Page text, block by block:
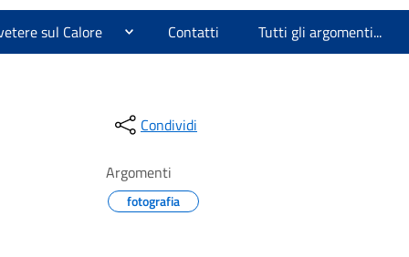
sul Calore Contatti Tutti gli argomenti...
Condividi
Argomenti
fotografia